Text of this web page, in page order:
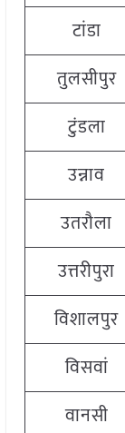
टांडा
तुलसीपुर
टुंडला
उन्नाव
उतरौला
उत्तरीपुरा
विशालपुर
विसवां
वानसी